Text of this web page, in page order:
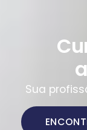
Sua